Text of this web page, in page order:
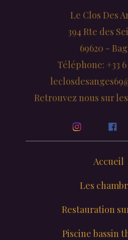
Le Clos Des
394 Rte des
69620 -
Téléphone: +33 6
Retrouvez nous sur
Accueil
Les
Restauration
Piscine bassin